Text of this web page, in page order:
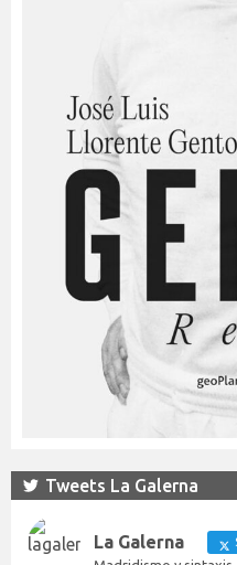
Tweets La Galerna
La Galerna